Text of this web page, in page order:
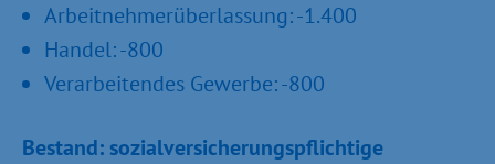
Arbeitnehmerüberlassung: -1.400
Handel: -800
Verarbeitendes Gewerbe: -800
Bestand: sozialversicherungspflichtige